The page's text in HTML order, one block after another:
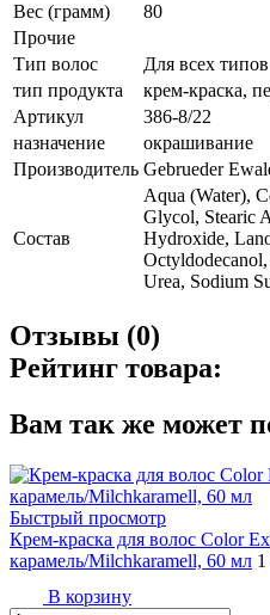
Вес (грамм)
80
Прочие
Тип волос
Для всех
тип продукта
крем-краска,
Артикул
386-8/22
назначение
окрашивание
Производитель Gebrueder
Состав
Aqua (Water),
Glycol, Stearic
Hydroxide,
Urea, Sodium
Отзывы (0)
Рейтинг товара:
Вам так же может
Быстрый просмотр
Крем-краска для волос Color
карамель/Milchkaramell, 60 мл
В корзину